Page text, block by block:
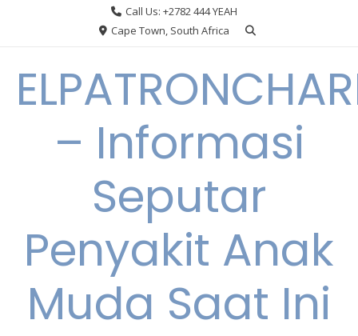
Call Us: +2782 444 YEAH
Cape Town, South Africa
– Informasi
Seputar
Penyakit Anak
Muda Saat Ini